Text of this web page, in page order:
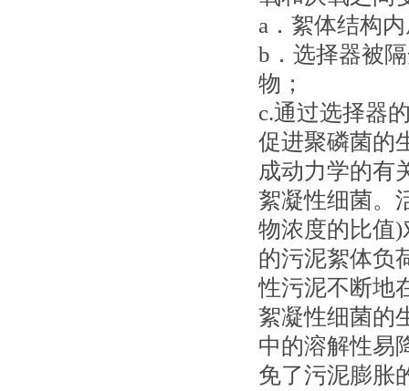
a．絮体结构
b．选择器被
物；
c.通过选择器
促进聚磷菌的
成动力学的有
絮凝性细菌。
物浓度的比值
的污泥絮体负
性污泥不断地
絮凝性细菌的
中的溶解性易
免了污泥膨胀